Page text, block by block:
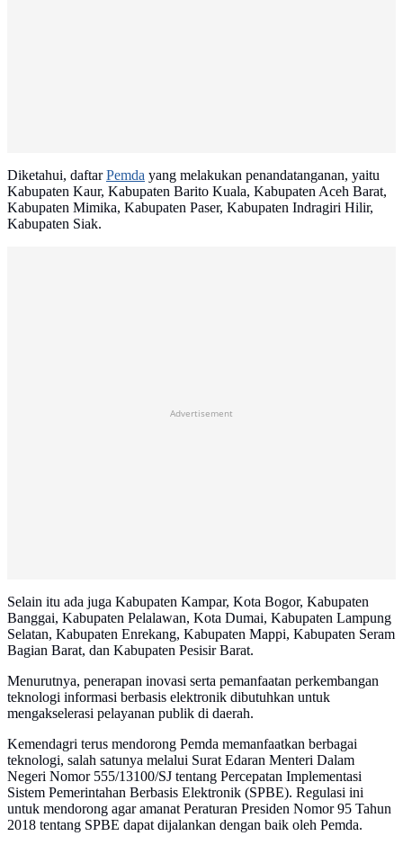
Diketahui, daftarPemda yang melakukan penandatanganan, yaitu
Kabupaten Kaur, Kabupaten Barito Kuala, Kabupaten Aceh Barat,
Kabupaten Mimika, Kabupaten Paser, Kabupaten Indragiri Hilir,
Kabupaten Siak.
Advertisement
Selain itu ada juga Kabupaten Kampar, Kota Bogor, Kabupaten
Banggai, Kabupaten Pelalawan, Kota Dumai, Kabupaten Lampung
Selatan, Kabupaten Enrekang, Kabupaten Mappi, Kabupaten Seram
Bagian Barat, dan Kabupaten Pesisir Barat.
Menurutnya, penerapan inovasi serta pemanfaatan perkembangan
teknologi informasi berbasis elektronik dibutuhkan untuk
mengakselerasi pelayanan publik di daerah.
Kemendagri terus mendorong Pemda memanfaatkan berbagai
teknologi, salah satunya melalui Surat Edaran Menteri Dalam
Negeri Nomor 555/13100/SJ tentang Percepatan Implementasi
Sistem Pemerintahan Berbasis Elektronik (SPBE). Regulasi ini
untuk mendorong agar amanat Peraturan Presiden Nomor 95 Tahun
2018 tentang SPBE dapat dijalankan dengan baik oleh Pemda.